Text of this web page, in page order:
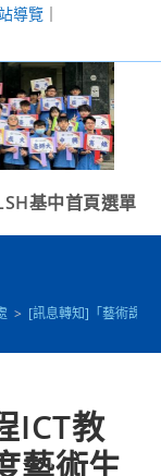
導覽｜
基中首頁選單
> [訊息轉知]「藝術課程
ICT教
藝術生